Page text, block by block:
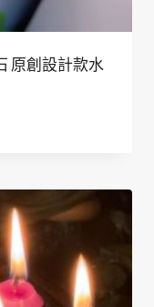
原創設計款水